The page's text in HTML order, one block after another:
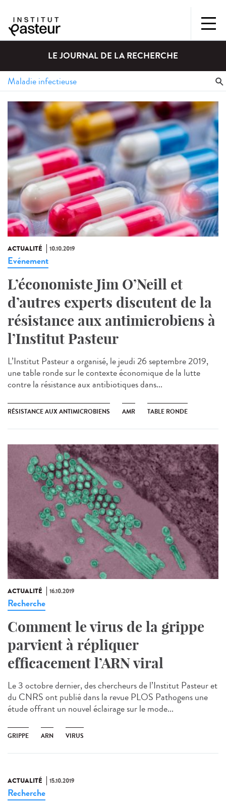
LE JOURNAL DE LA RECHERCHE
ACTUALITÉ 10.10.2019
Evénement
L’économiste Jim O’Neill et
d’autres experts discutent de la
résistance aux antimicrobiens à
l’Institut Pasteur
L’Institut Pasteur a organisé, le jeudi 26 septembre 2019,
une table ronde sur le contexte économique de la lutte
contre la résistance aux antibiotiques dans...
RÉSISTANCE AUX ANTIMICROBIENS AMR TABLE RONDE
ACTUALITÉ 16.10.2019
Recherche
Comment le virus de la grippe
parvient à répliquer
efficacement l’ARN viral
Le 3 octobre dernier, des chercheurs de l’Institut Pasteur et
du CNRS ont publié dans la revue PLOS Pathogens une
étude offrant un nouvel éclairage sur le mode...
GRIPPE ARN VIRUS
ACTUALITÉ 15.10.2019
Recherche